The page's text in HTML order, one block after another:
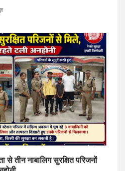
तीन नाबालिग सुरक्षित परिजनों